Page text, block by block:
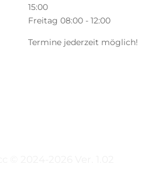
15:00
Freitag 08:00 - 12:00
Termine jederzeit möglich!